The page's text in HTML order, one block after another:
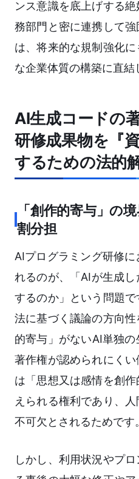
ンス意識を底上げする
務部門と密に連携して
は、将来的な規制強化
な企業体質の構築に直結
AI生成コードの
研修成果物を『
するための法的
「創作的寄与」の
割分担
AIプログラミング研修
れるのが、「AIが生成
するのか」という問題
法に基づく議論の方向
的寄与」がないAI単独
著作権が認められにく
は「思想又は感情を創
えられる権利であり、
不可欠とされるためです。
しかし、利用状況やプ